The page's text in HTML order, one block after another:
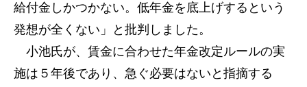
給付金しかつかない。低年金を底上げするという
発想が全くない」と批判しました。
小池氏が、賃金に合わせた年金改定ルールの実
施は５年後であり、急ぐ必要はないと指摘する